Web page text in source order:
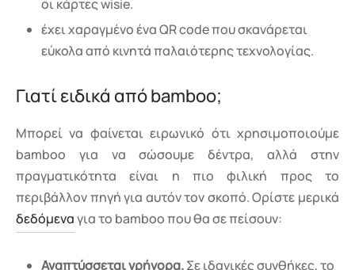
οι κάρτες wisie.
έχει χαραγμένο ένα QR code που σκανάρεται
εύκολα από κινητά παλαιότερης τεχνολογίας.
Γιατί ειδικά από bamboo;
Μπορεί να φαίνεται ειρωνικό ότι χρησιμοποιούμε
bamboo για να σώσουμε δέντρα, αλλά στην
πραγματικότητα είναι η πιο φιλική προς το
περιβάλλον πηγή για αυτόν τον σκοπό. Ορίστε μερικά
δεδόμεναγια το bamboo που θα σε πείσουν:
Αναπτύσσεται γρήγορα.Σε ιδανικές συνθήκες, το